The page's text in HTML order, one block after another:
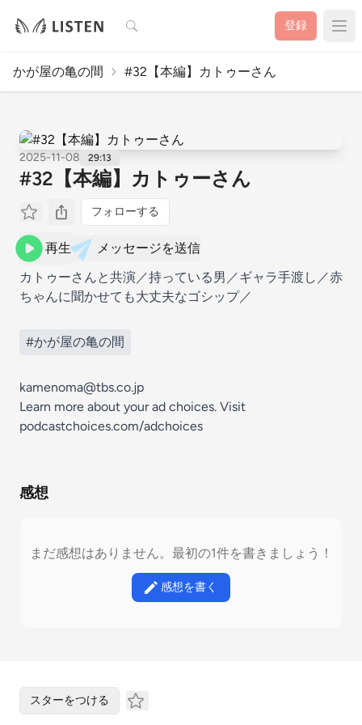
検索 登録
かが屋の亀の間 #32【本編】カトゥーさん
2025-11-08 29:13
#32【本編】カトゥーさん
フォローする
再生
メッセージを送信
カトゥーさんと共演／持っている男／ギャラ手渡し／赤
ちゃんに聞かせても大丈夫なゴシップ／
#かが屋の亀の間
kamenoma@tbs.co.jp
Learn more about your ad choices. Visit
podcastchoices.com/adchoices
感想
まだ感想はありません。最初の1件を書きましょう！
感想を書く
スターをつける